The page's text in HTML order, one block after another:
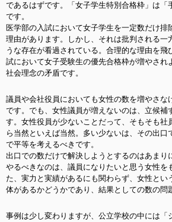
であるはずです。「女子学生特別合格枠」は「
です。
医学部の入試において女子学生を一定数だけ排
理由があります。しかし、それは批判される一
うな存在が看過されている。合理的な理由を飛
試において女子受験生の優先合格枠が増やされ
社会理念の矛盾です。
議員や会社役員においても女性の数を増やさな
です。でも、女性議員が増えないのは、立候補
す。女性役員が少ないことだって、そもそも社
ら当然といえば当然。多い少ないは、その出口
で平等を考えるべきです。
出口での数だけで解決しようとするのはあまり
やるべきなのは、議員になりたいと思う女性を
た、実力と実績があるにも関わらず、女性とい
体があるかどうかであり、結果としての数の問
事例は少し変わりますが、公立学校の中には「